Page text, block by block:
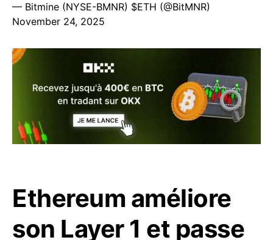
— Bitmine (NYSE-BMNR) $ETH (@BitMNR)
November 24, 2025
Ethereum améliore
son Layer 1 et passe